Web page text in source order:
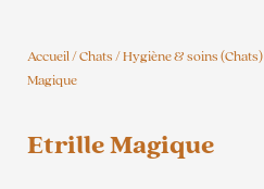
Accueil/Chats/Hygiène & soins (Chats)
Magique
Etrille Magique